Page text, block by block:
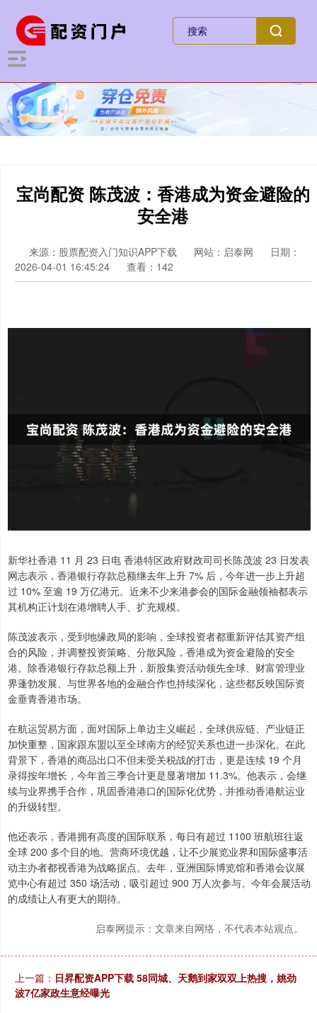
宝尚配资 陈茂波：香港成为资金避险的
安全港
来源：股票配资入门知识APP下载 网站：启泰网
日期：
2026-04-01 16:45:24
查看：142
新华社香港 11 月 23 日电 香港特区政府财政司司长陈茂波 23 日发表
网志表示，香港银行存款总额继去年上升 7% 后，今年进一步上升超
过 10% 至逾 19 万亿港元。近来不少来港参会的国际金融领袖都表示
其机构正计划在港增聘人手、扩充规模。
陈茂波表示，受到地缘政局的影响，全球投资者都重新评估其资产组
合的风险，并调整投资策略、分散风险，香港成为资金避险的安全
港。除香港银行存款总额上升，新股集资活动领先全球、财富管理业
界蓬勃发展、与世界各地的金融合作也持续深化，这些都反映国际资
金垂青香港市场。
在航运贸易方面，面对国际上单边主义崛起，全球供应链、产业链正
加快重整，国家跟东盟以至全球南方的经贸关系也进一步深化。在此
背景下，香港的商品出口不但未受关税战的打击，更是连续 19 个月
录得按年增长，今年首三季合计更是显著增加 11.3%。他表示，会继
续与业界携手合作，巩固香港港口的国际化优势，并推动香港航运业
的升级转型。
他还表示，香港拥有高度的国际联系，每日有超过 1100 班航班往返
全球 200 多个目的地。营商环境优越，让不少展览业界和国际盛事活
动主办者都视香港为战略据点。去年，亚洲国际博览馆和香港会议展
览中心有超过 350 场活动，吸引超过 900 万人次参与。今年会展活动
的成绩让人有更大的期待。
启泰网提示：文章来自网络，不代表本站观点。
上一篇： 日昇配资APP下载 58同城、天鹅到家双双上热搜，姚劲
波7亿家政生意经曝光